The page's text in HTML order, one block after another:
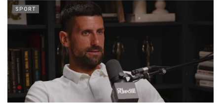
SPORT